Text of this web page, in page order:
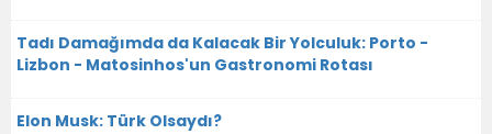
Tadı Damağımda da Kalacak Bir Yolculuk: Porto -
Lizbon - Matosinhos'un Gastronomi Rotası
Elon Musk: Türk Olsaydı?